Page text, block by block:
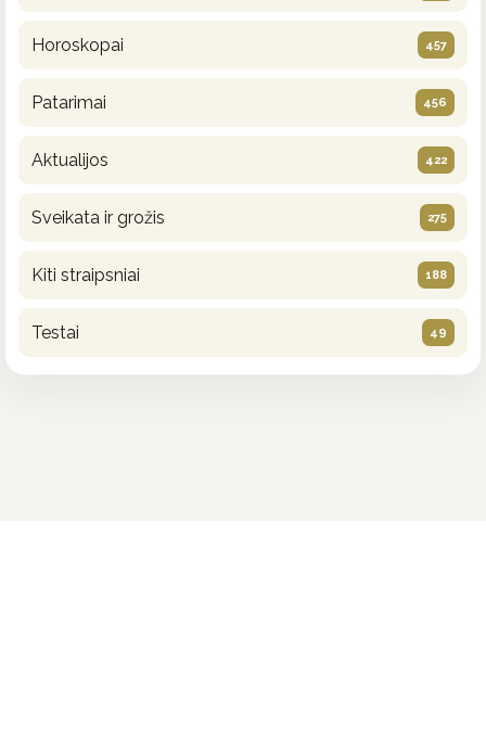
Horoskopai 457
Patarimai 456
Aktualijos 422
Sveikata ir grožis 275
Kiti straipsniai 188
Testai 49